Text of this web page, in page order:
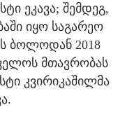
ეკავა; შემდეგ,
იყო საგარეო
ბოლოდან 2018
მთავრობას
კვირიკაშილმა